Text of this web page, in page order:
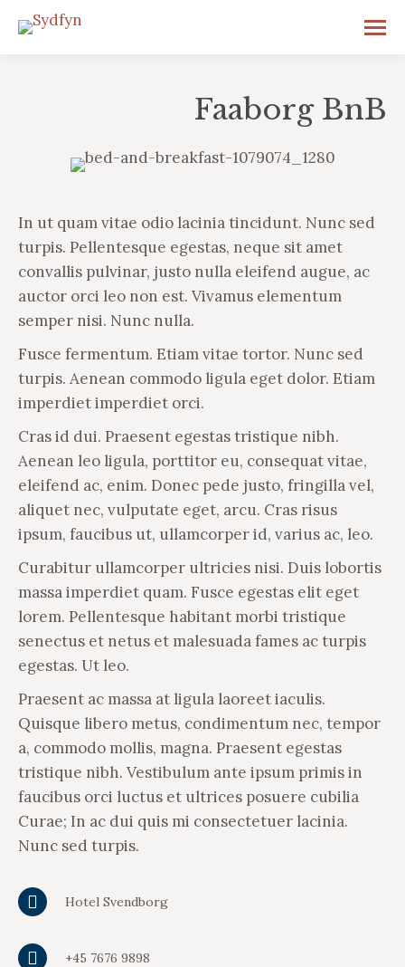
Faaborg BnB
In ut quam vitae odio lacinia tincidunt. Nunc sed
turpis. Pellentesque egestas, neque sit amet
convallis pulvinar, justo nulla eleifend augue, ac
auctor orci leo non est. Vivamus elementum
semper nisi. Nunc nulla.
Fusce fermentum. Etiam vitae tortor. Nunc sed
turpis. Aenean commodo ligula eget dolor. Etiam
imperdiet imperdiet orci.
Cras id dui. Praesent egestas tristique nibh.
Aenean leo ligula, porttitor eu, consequat vitae,
eleifend ac, enim. Donec pede justo, fringilla vel,
aliquet nec, vulputate eget, arcu. Cras risus
ipsum, faucibus ut, ullamcorper id, varius ac, leo.
Curabitur ullamcorper ultricies nisi. Duis lobortis
massa imperdiet quam. Fusce egestas elit eget
lorem. Pellentesque habitant morbi tristique
senectus et netus et malesuada fames ac turpis
egestas. Ut leo.
Praesent ac massa at ligula laoreet iaculis.
Quisque libero metus, condimentum nec, tempor
a, commodo mollis, magna. Praesent egestas
tristique nibh. Vestibulum ante ipsum primis in
faucibus orci luctus et ultrices posuere cubilia
Curae; In ac dui quis mi consectetuer lacinia.
Nunc sed turpis.
Hotel Svendborg
+45 7676 9898